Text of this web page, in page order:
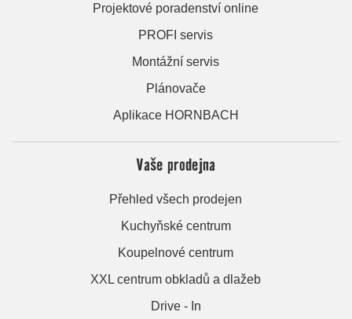
Projektové poradenství online
PROFI servis
Montážní servis
Plánovače
Aplikace HORNBACH
Vaše prodejna
Přehled všech prodejen
Kuchyňské centrum
Koupelnové centrum
XXL centrum obkladů a dlažeb
Drive - In